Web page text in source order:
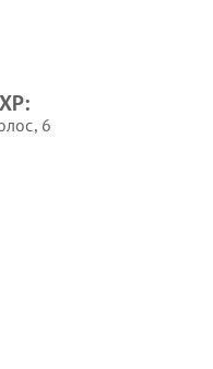
мини пк DEXP
6